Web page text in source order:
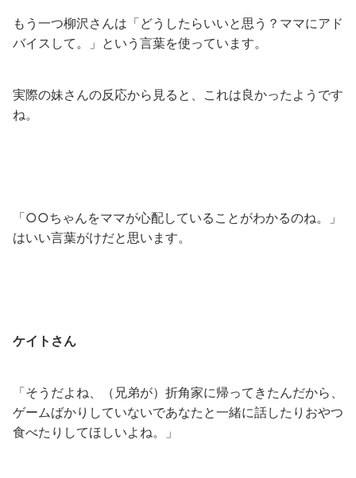
もう一つ柳沢さんは「どうしたらいいと思う？ママにアド
バイスして。」という言葉を使っています。
実際の妹さんの反応から見ると、これは良かったようです
ね。
「○○ちゃんをママが心配していることがわかるのね。」
はいい言葉がけだと思います。
ケイトさん
「そうだよね、（兄弟が）折角家に帰ってきたんだから、
ゲームばかりしていないであなたと一緒に話したりおやつ
食べたりしてほしいよね。」